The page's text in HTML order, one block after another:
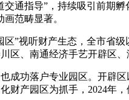
指导”，持续吸引前期孵
范畴显著。
视听财产生态，全市省级
区、南通经济手艺开辟区
功落户专业园区。开辟区
财产园区为抓手，2024年，